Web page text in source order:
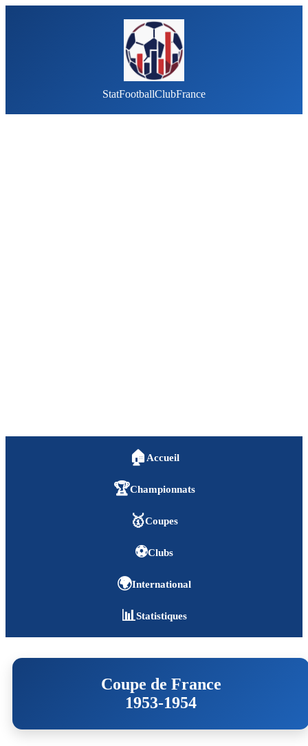
StatFootballClubFrance
🏠 Accueil
🏆Championnats
🥇Coupes
⚽Clubs
🌍International
📊Statistiques
Coupe de France
1953-1954